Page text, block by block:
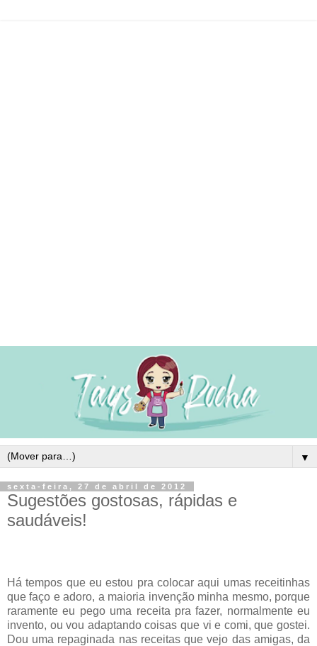
▼
sexta-feira, 27 de abril de 2012
Sugestões gostosas, rápidas e
saudáveis!
Há tempos que eu estou pra colocar aqui umas receitinhas
que faço e adoro, a maioria invenção minha mesmo, porque
raramente eu pego uma receita pra fazer, normalmente eu
invento, ou vou adaptando coisas que vi e comi, que gostei.
Dou uma repaginada nas receitas que vejo das amigas, da